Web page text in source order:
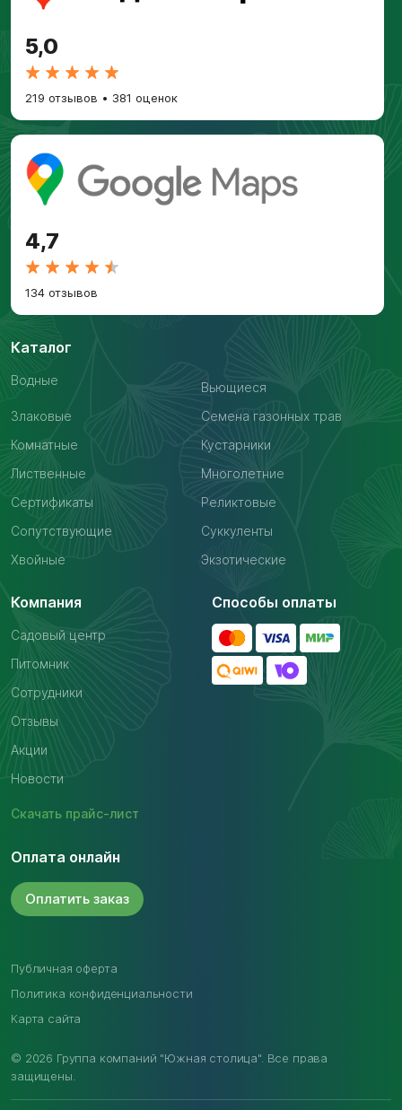
5,0
219 отзывов • 381 оценок
4,7
134 отзывов
Каталог
Водные
Вьющиеся
Злаковые
Семена газонных трав
Комнатные
Кустарники
Лиственные
Многолетние
Сертификаты
Реликтовые
Сопутствующие
Суккуленты
Хвойные
Экзотические
Компания
Садовый центр
Питомник
Сотрудники
Отзывы
Акции
Новости
Скачать прайс-лист
Способы оплаты
Оплата онлайн
Оплатить заказ
© 2026 Группа компаний "Южная столица". Все права
защищены.
Публичная оферта
Политика конфиденциальности
Карта сайта